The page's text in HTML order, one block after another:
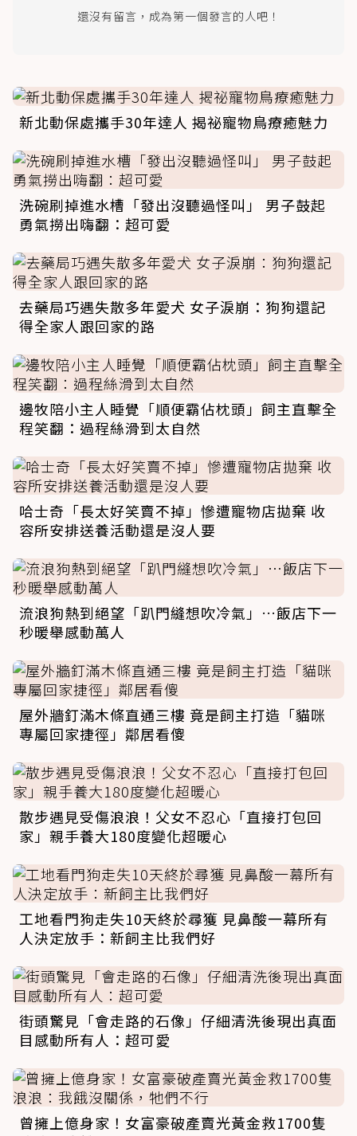
還沒有留言，成為第一個發言的人吧！
新北動保處攜手30年達人 揭祕寵物鳥療癒魅力
洗碗刷掉進水槽「發出沒聽過怪叫」 男子鼓起
勇氣撈出嗨翻：超可愛
去藥局巧遇失散多年愛犬 女子淚崩：狗狗還記
得全家人跟回家的路
邊牧陪小主人睡覺「順便霸佔枕頭」飼主直擊全
程笑翻：過程絲滑到太自然
哈士奇「長太好笑賣不掉」慘遭寵物店拋棄 收
容所安排送養活動還是沒人要
流浪狗熱到絕望「趴門縫想吹冷氣」…飯店下一
秒暖舉感動萬人
屋外牆釘滿木條直通三樓 竟是飼主打造「貓咪
專屬回家捷徑」鄰居看傻
散步遇見受傷浪浪！父女不忍心「直接打包回
家」親手養大180度變化超暖心
工地看門狗走失10天終於尋獲 見鼻酸一幕所有
人決定放手：新飼主比我們好
街頭驚見「會走路的石像」仔細清洗後現出真面
目感動所有人：超可愛
曾擁上億身家！女富豪破產賣光黃金救1700隻